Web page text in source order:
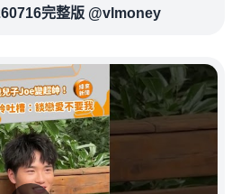
完整版 @vlmoney